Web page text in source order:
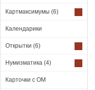
Картмаксимумы (6)
Календарики
Открытки (6)
Нумизматика (4)
Карточки с ОМ